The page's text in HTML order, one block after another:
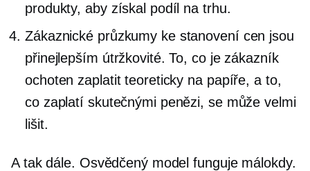
produkty, aby získal podíl na trhu.
Zákaznické průzkumy ke stanovení cen jsou
přinejlepším útržkovité. To, co je zákazník
ochoten zaplatit teoreticky na papíře, a to,
co zaplatí skutečnými penězi, se může velmi
lišit.
A tak dále. Osvědčený model funguje málokdy.